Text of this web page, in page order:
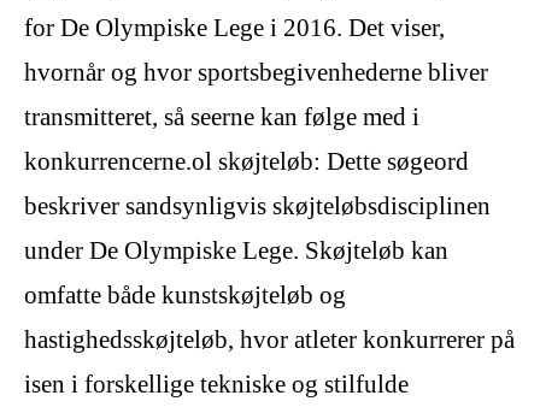
for De Olympiske Lege i 2016. Det viser,
hvornår og hvor sportsbegivenhederne bliver
transmitteret, så seerne kan følge med i
konkurrencerne.ol skøjteløb: Dette søgeord
beskriver sandsynligvis skøjteløbsdisciplinen
under De Olympiske Lege. Skøjteløb kan
omfatte både kunstskøjteløb og
hastighedsskøjteløb, hvor atleter konkurrerer på
isen i forskellige tekniske og stilfulde